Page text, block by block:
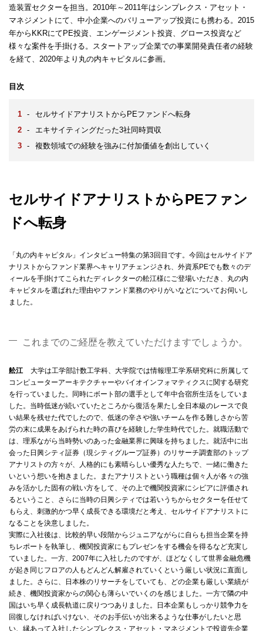
造装置セクターを担当。2010年～2011年はシンプレクス・アセット・
マネジメントにて、中小企業へのバリューアップ投資にも携わる。2015
年からKKRにてPE投資、エンゲージメント投資、グロース投資など
様々な案件を手掛ける。スタートアップ企業での事業開発責任者の経験
を経て、2020年より丸の内キャピタルに参画。
目次
-
セルサイドアナリストからPEファンドへ転身
-
エキサイティングだった3社同時買収
-
複数領域での経験を強みに付加価値を創出していく
セルサイドアナリストからPEファン
ドへ転身
「丸の内キャピタル」インタビュー特集の第3回目です。今回はセルサイドア
ナリストからファンド業界へキャリアチェンジされ、外資系PEでも数々のデ
ィールを手掛けてこられたディレクターの舩江様にご登場いただき、丸の内
キャピタルを選ばれた理由やファンド業務のやりがいなどについてお伺いし
ました。
これまでのご経歴を教えていただけますでしょうか。
舩江
大学は工学部計数工学科、大学院では情報理工学系研究科に所属して
コンピューターアーキテクチャーやバイオインフォマティクスに関する研究
を行っていました。同時にボート部の選手として年中合宿所生活をしていま
した。当時低迷が続いていたところから復活を果たし全日本級のレースで良
い結果を残せた代でしたので、低迷の辛さや強いチームを作る難しさから苦
労の末に成果をあげられた時の喜びを経験した学生時代でした。就職活動で
は、理系ながら当時勢いのあった金融業界に興味を持ちました。就活中に出
会った日興シティ証券（現シティグループ証券）のリサーチ調査部のトップ
アナリストの方々が、人格的にも素晴らしい優秀な人たちで、一緒に働きた
いという想いを抱きました。またアナリストという職種は個々人が各々の強
みを活かした固有の戦い方をして、その上で機関投資家にシビアに評価され
るということ、さらに当時の日興シティでは若いうちからセクターを任せて
もらえ、刺激的かつ早く成長できる環境だと考え、セルサイドアナリストに
なることを決意しました。
実際に入社後は、比較的早い段階からジュニアながらに自らも担当企業を持
ちレポートを執筆し、機関投資家にもプレゼンをする機会を得るなど充実し
ていました。一方、2007年に入社したのですが、ほどなくして世界金融危機
が起き同じフロアの人もどんどん解雇されていくという厳しい状況に直面し
ました。さらに、日本株のリサーチをしていても、どの企業も厳しい業績が
続き、機関投資家からの関心も薄らいでいくのを感じました。一方で隣の中
国はいち早く成長軌道に戻りつつありました。日本企業もしっかり競争力を
回復しなければいけない、そのお手伝いが出来るような仕事がしたいと思
い、縁あって入社したシンプレクス・アセット・マネジメントで投資先企業